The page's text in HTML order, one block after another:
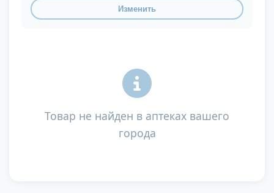
Изменить
Товар не найден в аптеках вашего
города